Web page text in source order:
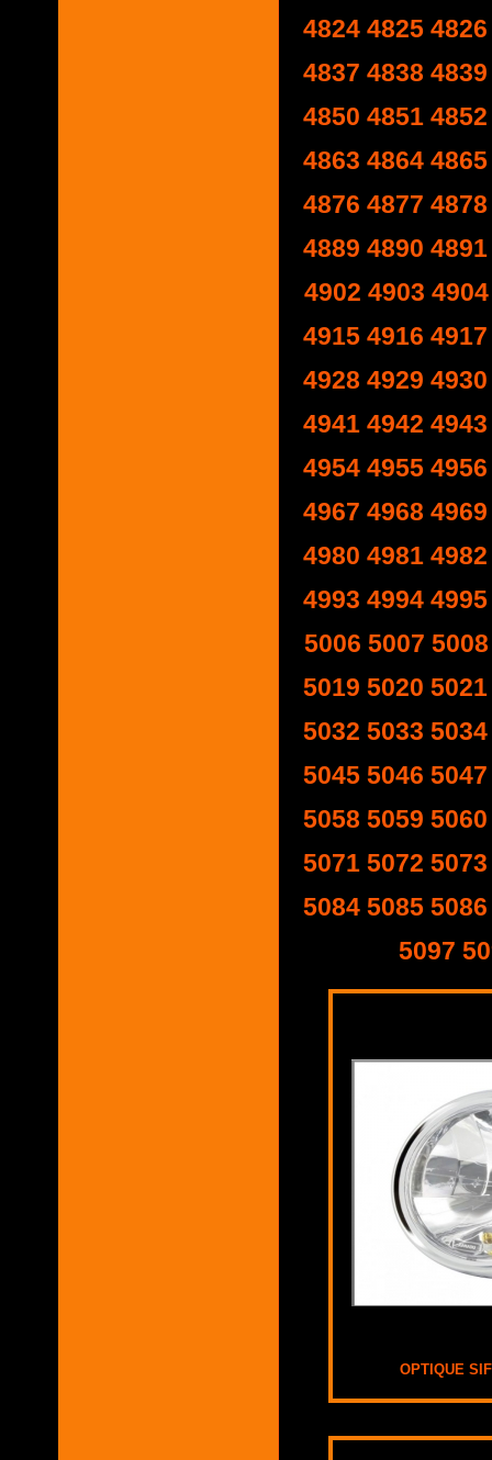
4824 4825 4826
4837 4838 4839
4850 4851 4852
4863 4864 4865
4876 4877 4878
4889 4890 4891
4902 4903 4904
4915 4916 4917
4928 4929 4930
4941 4942 4943
4954 4955 4956
4967 4968 4969
4980 4981 4982
4993 4994 4995
5006 5007 5008
5019 5020 5021
5032 5033 5034
5045 5046 5047
5058 5059 5060
5071 5072 5073
5084 5085 5086
5097
OPTIQUE SIF